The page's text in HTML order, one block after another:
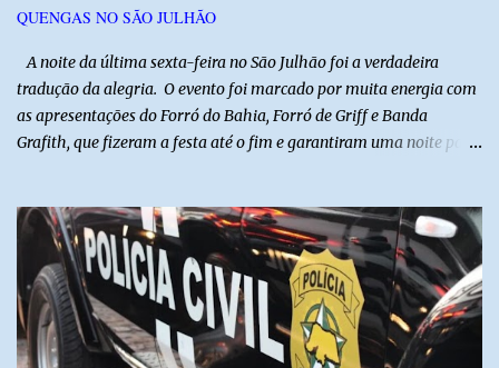
localização da caminhonete ou na identificação dos suspeitos pode
QUENGAS NO SÃO JULHÃO
​ A noite da última sexta-feira no São Julhão foi a verdadeira
tradução da alegria. O evento foi marcado por muita energia com
as apresentações do Forró do Bahia, Forró de Griff e Banda
Grafith, que fizeram a festa até o fim e garantiram uma noite para
tradicional Quadrilha das Quengas tomou conta das ruas do Alto
com muita criatividade, alegria e irreverência, levando o público a
acompanhar cada passo desse grande cortejo que já faz parte da
identidade da festa. Entre risos, tradição e muita animação, a
Quadrilha das Quengas mostrou mais uma vez que cultura
popular também é feita de diversão e de um povo que sabe